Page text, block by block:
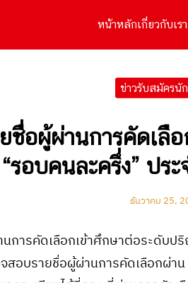
หน้าหลักเกี่ยวกับเรา
ข่าวรับสมัครนั
ชื่อผู้ผ่านการคัดเ
รอบคนละครึ่ง” ปร
ธันวาคม 25,
การคัดเลือกเข้าศึกษาต่อระดับป
สอบรายชื่อผู้ผ่านการคัดเลือกผ่าน